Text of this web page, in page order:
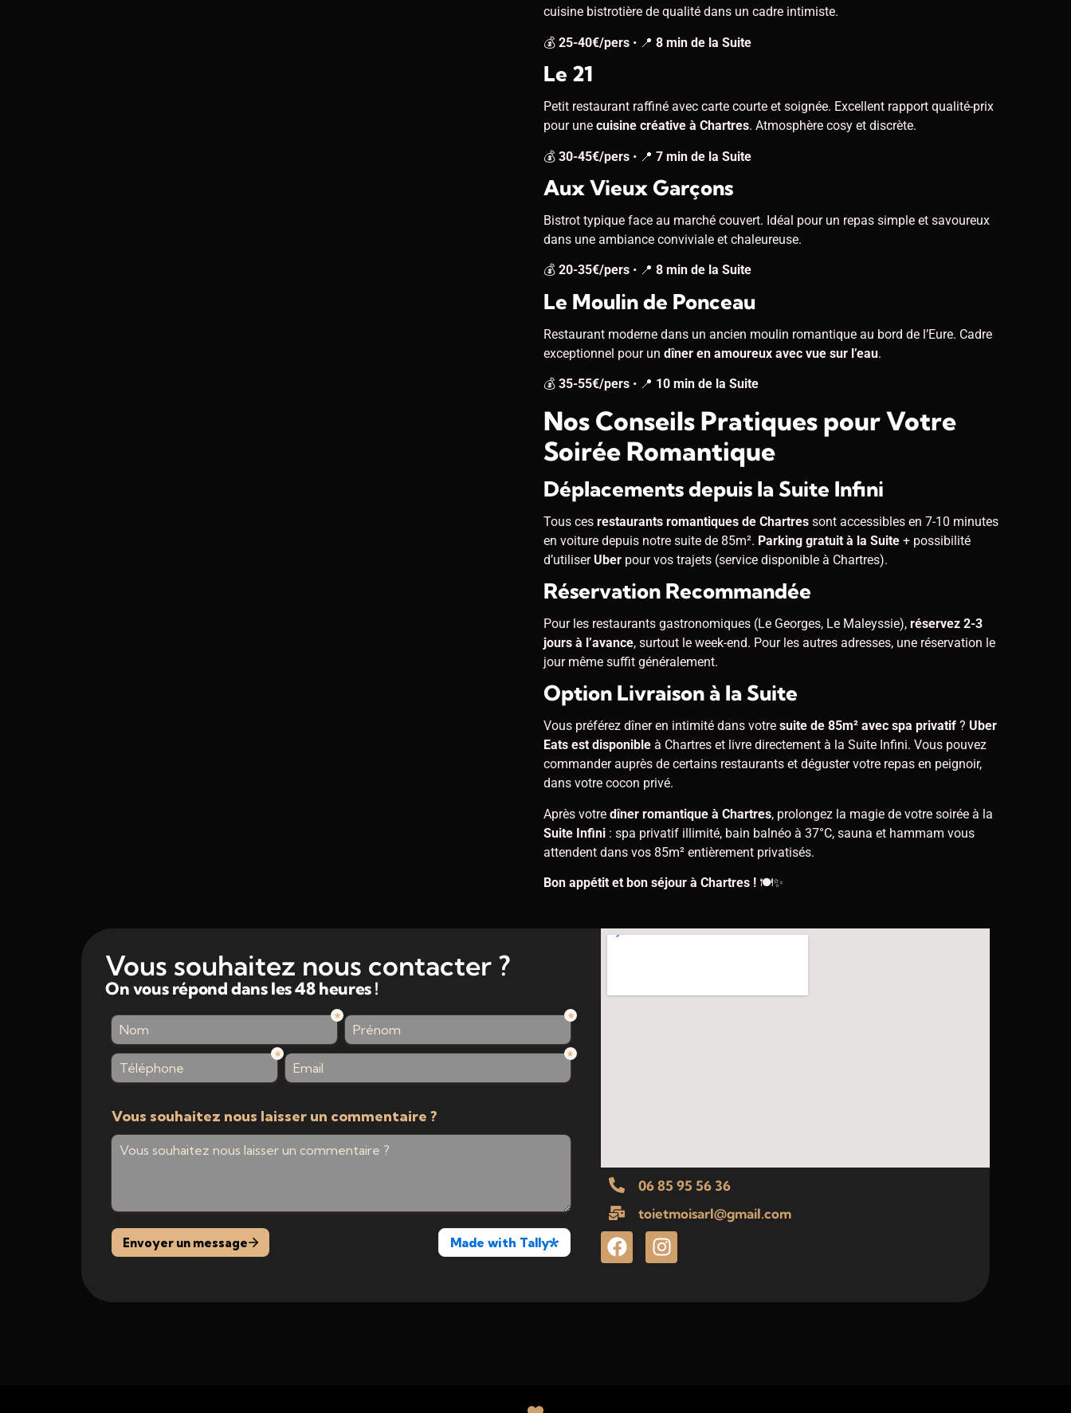
cuisine bistrotière de qualité dans un cadre intimiste.
💰 25-40€/pers • 📍 8 min de la Suite
Le 21
Petit restaurant raffiné avec carte courte et soignée. Excellent rapport qualité-prix
pour une cuisine créative à Chartres. Atmosphère cosy et discrète.
💰 30-45€/pers • 📍 7 min de la Suite
Aux Vieux Garçons
Bistrot typique face au marché couvert. Idéal pour un repas simple et savoureux
dans une ambiance conviviale et chaleureuse.
💰 20-35€/pers • 📍 8 min de la Suite
Le Moulin de Ponceau
Restaurant moderne dans un ancien moulin romantique au bord de l’Eure. Cadre
exceptionnel pour un dîner en amoureux avec vue sur l’eau.
💰 35-55€/pers • 📍 10 min de la Suite
Nos Conseils Pratiques pour Votre
Soirée Romantique
Déplacements depuis la Suite Infini
Tous ces restaurants romantiques de Chartres sont accessibles en 7-10 minutes
en voiture depuis notre suite de 85m². Parking gratuit à la Suite + possibilité
d’utiliser Uber pour vos trajets (service disponible à Chartres).
Réservation Recommandée
Pour les restaurants gastronomiques (Le Georges, Le Maleyssie), réservez 2-3
jours à l’avance, surtout le week-end. Pour les autres adresses, une réservation le
jour même suffit généralement.
Option Livraison à la Suite
Vous préférez dîner en intimité dans votre suite de 85m² avec spa privatif ? Uber
Eats est disponible à Chartres et livre directement à la Suite Infini. Vous pouvez
commander auprès de certains restaurants et déguster votre repas en peignoir,
dans votre cocon privé.
Après votre dîner romantique à Chartres, prolongez la magie de votre soirée à la
Suite Infini : spa privatif illimité, bain balnéo à 37°C, sauna et hammam vous
attendent dans vos 85m² entièrement privatisés.
Bon appétit et bon séjour à Chartres ! 🍽️✨
Vous souhaitez nous contacter ?
On vous répond dans les 48 heures !
06 85 95 56 36
toietmoisarl@gmail.com